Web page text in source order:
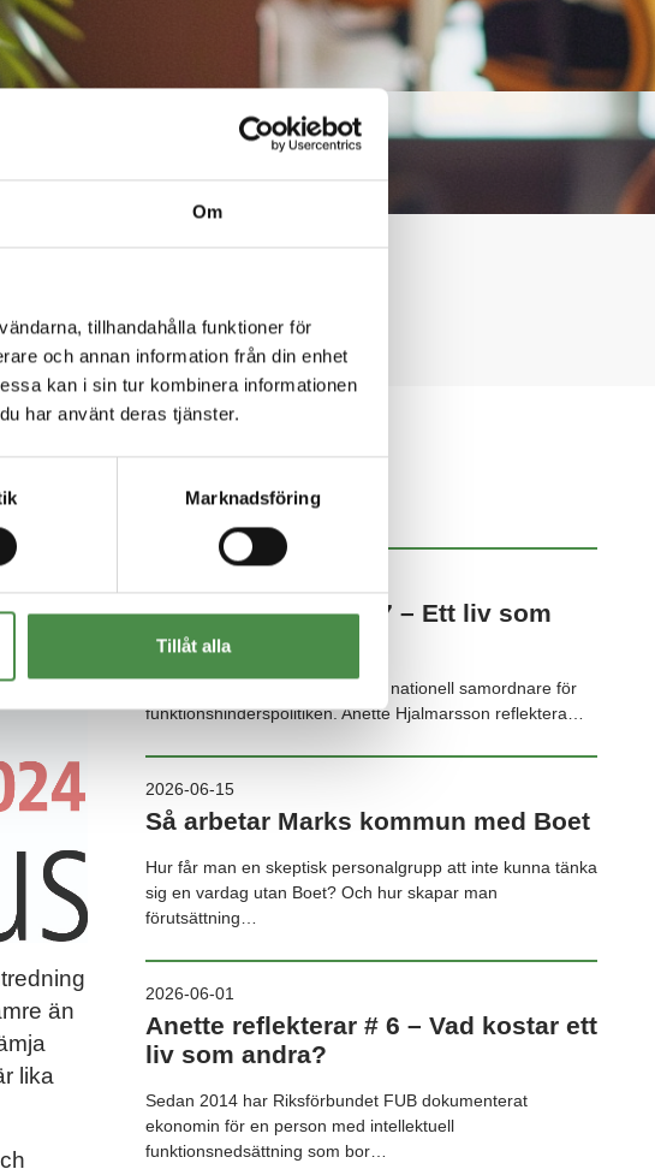
Om
tillhandahålla funktioner för
och annan information från din enhet
kan i sin tur kombinera informationen
har använt deras tjänster.
Marknadsföring
Tillåt alla
från Boet.
än
lika
NYHETSARKIV
Anette reflekterar #7 – Ett liv som
andra, på riktigt
Den 2 juli tillsatte regeringen en nationell samordnare för
funktionshinderspolitiken. Anette Hjalmarsson reflektera…
2026-06-15
Så arbetar Marks kommun med Boet
Hur får man en skeptisk personalgrupp att inte kunna tänka
sig en vardag utan Boet? Och hur skapar man
förutsättning…
2026-06-01
Anette reflekterar # 6 – Vad kostar ett
liv som andra?
Sedan 2014 har Riksförbundet FUB dokumenterat
ekonomin för en person med intellektuell
funktionsnedsättning som bor…